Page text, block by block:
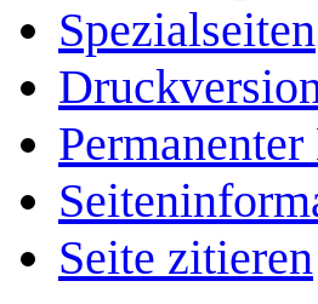
Spezialseiten
Seite zitieren